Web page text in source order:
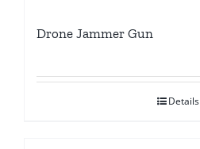
Drone Jammer Gun
Details